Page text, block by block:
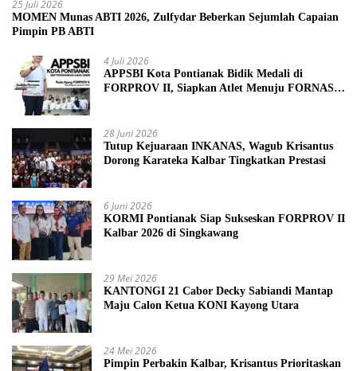
25 Juli 2026
MOMEN Munas ABTI 2026, Zulfydar Beberkan Sejumlah Capaian
Pimpin PB ABTI
4 Juli 2026
APPSBI Kota Pontianak Bidik Medali di
FORPROV II, Siapkan Atlet Menuju FORNAS
28 Juni 2026
Tutup Kejuaraan INKANAS, Wagub Krisantus
Dorong Karateka Kalbar Tingkatkan Prestasi
6 Juni 2026
KORMI Pontianak Siap Sukseskan FORPROV II
Kalbar 2026 di Singkawang
29 Mei 2026
KANTONGI 21 Cabor Decky Sabiandi Mantap
Maju Calon Ketua KONI Kayong Utara
24 Mei 2026
Pimpin Perbakin Kalbar, Krisantus Prioritaskan